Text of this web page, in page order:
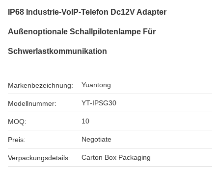
IP68 Industrie-VoIP-Telefon Dc12V Adapter
Außenoptionale Schallpilotenlampe Für
Schwerlastkommunikation
Markenbezeichnung: Yuantong
Modellnummer: YT-IPSG30
MOQ: 10
Preis: Negotiate
Verpackungsdetails: Carton Box Packaging